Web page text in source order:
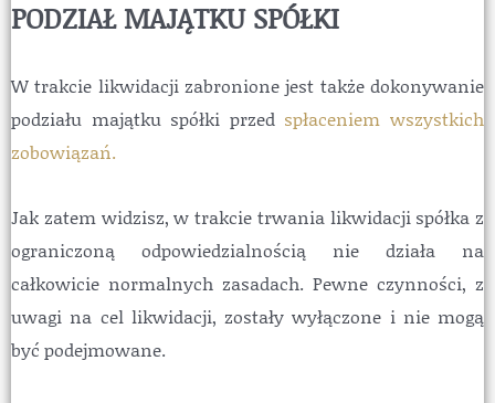
PODZIAŁ MAJĄTKU SPÓŁKI
W trakcie likwidacji zabronione jest także dokonywanie
podziału majątku spółki przed spłaceniem wszystkich
zobowiązań.
Jak zatem widzisz, w trakcie trwania likwidacji spółka z
ograniczoną odpowiedzialnością nie działa na
całkowicie normalnych zasadach. Pewne czynności, z
uwagi na cel likwidacji, zostały wyłączone i nie mogą
być podejmowane.